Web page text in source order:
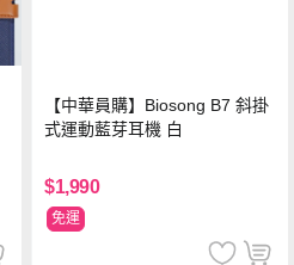
【中華員購】Biosong B7 斜掛
式運動藍芽耳機 白
$1,990
免運